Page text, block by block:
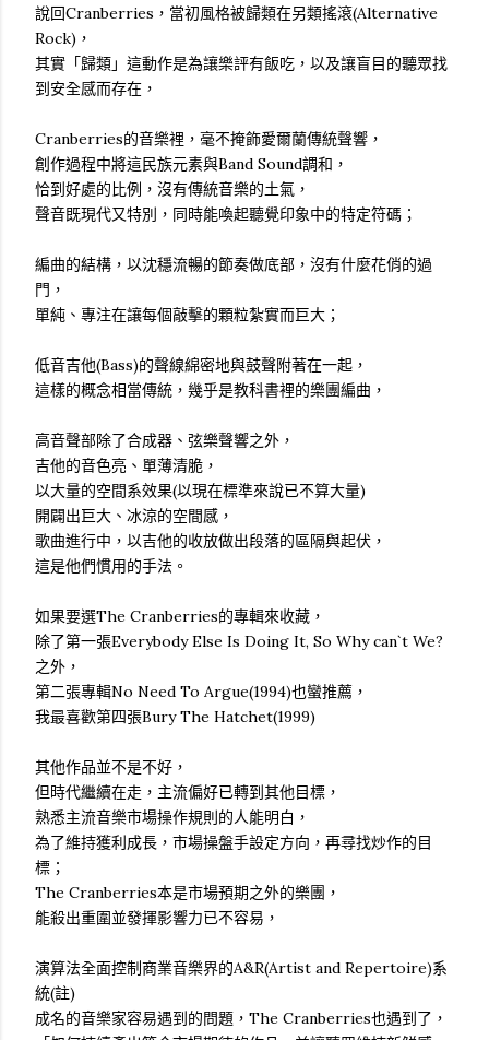
說回Cranberries，當初風格被歸類在另類搖滾(Alternative
Rock)，
其實「歸類」這動作是為讓樂評有飯吃，以及讓盲目的聽眾找
到安全感而存在，
Cranberries的音樂裡，毫不掩飾愛爾蘭傳統聲響，
創作過程中將這民族元素與Band Sound調和，
恰到好處的比例，沒有傳統音樂的土氣，
聲音既現代又特別，同時能喚起聽覺印象中的特定符碼；
編曲的結構，以沈穩流暢的節奏做底部，沒有什麼花俏的過
門，
單純、專注在讓每個敲擊的顆粒紮實而巨大；
低音吉他(Bass)的聲線綿密地與鼓聲附著在一起，
這樣的概念相當傳統，幾乎是教科書裡的樂團編曲，
高音聲部除了合成器、弦樂聲響之外，
吉他的音色亮、單薄清脆，
以大量的空間系效果(以現在標準來說已不算大量)
開闢出巨大、冰涼的空間感，
歌曲進行中，以吉他的收放做出段落的區隔與起伏，
這是他們慣用的手法。
如果要選The Cranberries的專輯來收藏，
除了第一張Everybody Else Is Doing It, So Why can`t We?
之外，
第二張專輯No Need To Argue(1994)也蠻推薦，
我最喜歡第四張Bury The Hatchet(1999)
其他作品並不是不好，
但時代繼續在走，主流偏好已轉到其他目標，
熟悉主流音樂市場操作規則的人能明白，
為了維持獲利成長，市場操盤手設定方向，再尋找炒作的目
標；
The Cranberries本是市場預期之外的樂團，
能殺出重圍並發揮影響力已不容易，
演算法全面控制商業音樂界的A&R(Artist and Repertoire)系
統(註)
成名的音樂家容易遇到的問題，The Cranberries也遇到了，